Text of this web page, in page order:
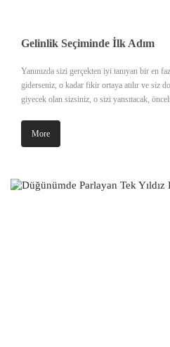
Gelinlik Seçiminde İlk Adım
Yanınızda sizi gerçekten iyi tanıyan bir en
giderseniz, o kadar fikir ortaya atılır ve siz
giyecek olan sizsiniz, o sizi yansıtacak,
More